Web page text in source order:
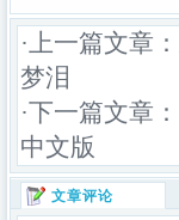
·上一篇文章：
梦泪
·下一篇文章：
中文版
文章评论